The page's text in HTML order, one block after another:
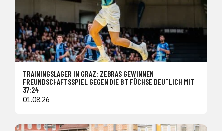
TRAININGSLAGER IN GRAZ: ZEBRAS GEWINNEN
FREUNDSCHAFTSSPIEL GEGEN DIE BT FÜCHSE DEUTLICH MIT
37:24
01.08.26